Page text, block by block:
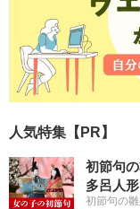
人気特集【PR】
初節句
多呂人形
初節句の